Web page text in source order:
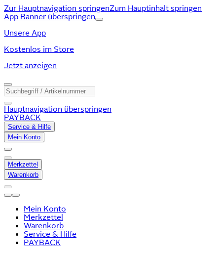
Zur Hauptnavigation springenZum Hauptinhalt springen
App Banner überspringen
Unsere App
Kostenlos im Store
Jetzt anzeigen
Hauptnavigation überspringen
PAYBACK
Service & Hilfe
Mein Konto
Merkzettel
Warenkorb
Mein Konto
Merkzettel
Warenkorb
Service & Hilfe
PAYBACK